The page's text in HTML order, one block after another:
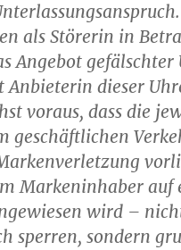
als Störerin in
Angebot gefälschter
Anbieterin dieser
voraus, dass die
geschäftlichen
Markeninhaber auf
wird –
sperren, sondern